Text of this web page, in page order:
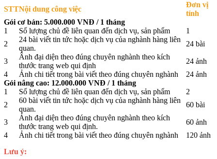
STTNội dung công việc
Đơn vị
tính
Gói cơ bản: 5.000.000 VNĐ / 1 tháng
1
Số lượng chủ đề liên quan đến dịch vụ, sản phẩm
1
2
24 bài viết tin tức hoặc dịch vụ của nghành hàng liên
quan.
24 bài
3
Ânh đại diện theo đúng chuyên nghành theo kích
thước trang web qui định
24 ảnh
4
Ảnh chi tiết trong bài viết theo đúng chuyên nghành
24 ảnh
Gói nâng cao: 12.000.000 VNĐ / 1 tháng
1
Số lượng chủ đề liên quan đến dịch vụ, sản phẩm
2
2
60 bài viết tin tức hoặc dịch vụ của nghành hàng liên
quan.
60 bài
3
Ảnh đại diện theo đúng chuyên nghành theo kích
thước trang web qui định.
60 ảnh
4
Ảnh chi tiết trong bài viết theo đúng chuyên nghành
120 ảnh
Lưu ý: